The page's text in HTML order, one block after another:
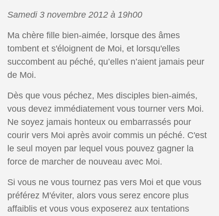
Samedi 3 novembre 2012 à 19h00
Ma chère fille bien-aimée, lorsque des âmes
tombent et s'éloignent de Moi, et lorsqu'elles
succombent au péché, qu’elles n’aient jamais peur
de Moi.
Dès que vous péchez, Mes disciples bien-aimés,
vous devez immédiatement vous tourner vers Moi.
Ne soyez jamais honteux ou embarrassés pour
courir vers Moi après avoir commis un péché. C'est
le seul moyen par lequel vous pouvez gagner la
force de marcher de nouveau avec Moi.
Si vous ne vous tournez pas vers Moi et que vous
préférez M'éviter, alors vous serez encore plus
affaiblis et vous vous exposerez aux tentations